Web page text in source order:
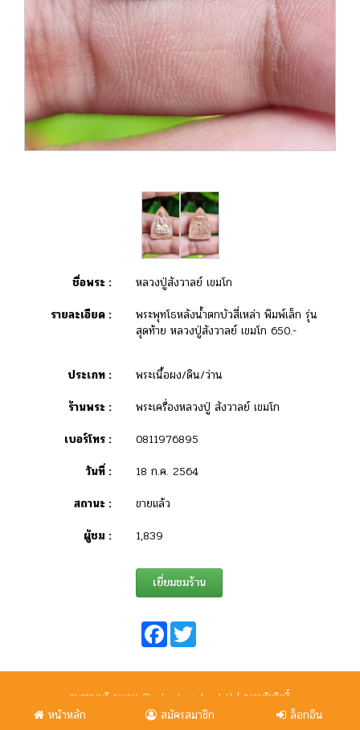
ชื่อพระ :
หลวงปู่สังวาลย์ เขมโก
รายละเอียด :
พระพุทโธหลังน้ำตกบัวสี่เหล่า พิมพ์เล็ก รุ่น
สุดท้าย หลวงปู่สังวาลย์ เขมโก 650.-
ประเภท :
พระเนื้อผง/ดิน/ว่าน
ร้านพระ :
พระเครื่องหลวงปู่ สังวาลย์ เขมโก
เบอร์โทร :
0811976895
วันที่ :
18 ก.ค. 2564
สถานะ :
ขายแล้ว
ผู้ชม :
1,839
เยี่ยมชมร้าน
Facebook
หน้าหลัก สมัครสมาชิก ล็อกอิน
สุพรรณบุรี อมูเลท (Suphanburi Amulet) | สงวนลิขสิทธิ์
ข้อตกลงและเงื่อนไขการใช้งานเว็บไซต์| นโยบายการใช้คุกกี้